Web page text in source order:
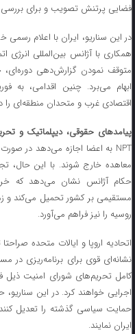
فضایی پرتنش تصویب و برای بررسی
همکاری با آژانس بین‌المللی انرژی
متوقف نمودن گزارش‌دهی دوره‌ای،
ابهام می‌برد. چنین اقدامی، به
اقتصادی غرب و متحدان منطقه‌ای
پیامد‌های حقوقی، دیپلماتیک و
معاهده خارج شوند. با این حال،
مستقیمی بر کشور تحمیل می‌کند و
روسیه را نیز فراهم می‌آورد.
نشانه‌ای قوی برای برنامه‌ریزی
کامل تحریم‌های شورای امنیت
اجرایی خواهند کرد. در این
حمایت سیاسی گذشته را تعدیل
ایران نمایند.